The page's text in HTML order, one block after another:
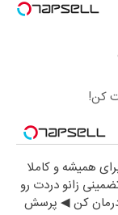
همیشه و کاملا
زانو دردت رو
کن ◀ پرسش